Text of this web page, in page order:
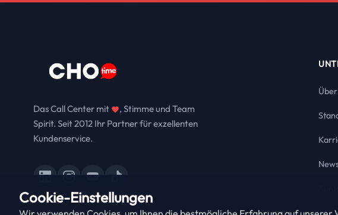
Das Call Center mit
, Stimme und Team
Spirit. Seit 2012 Ihr Partner für exzellenten
Kundenservice.
Cookie-Einstellungen